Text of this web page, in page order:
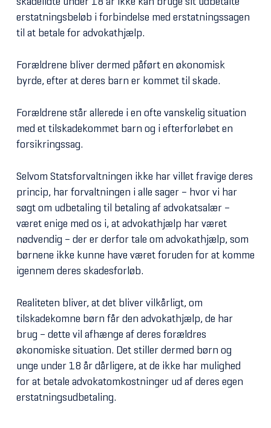
erstatningsbeløb i forbindelse med erstatningssagen
til at betale for advokathjælp.
Forældrene bliver dermed påført en økonomisk
byrde, efter at deres barn er kommet til skade.
Forældrene står allerede i en ofte vanskelig situation
med et tilskadekommet barn og i efterforløbet en
forsikringssag.
Selvom Statsforvaltningen ikke har villet fravige deres
princip, har forvaltningen i alle sager – hvor vi har
søgt om udbetaling til betaling af advokatsalær –
været enige med os i, at advokathjælp har været
nødvendig – der er derfor tale om advokathjælp, som
børnene ikke kunne have været foruden for at komme
igennem deres skadesforløb.
Realiteten bliver, at det bliver vilkårligt, om
tilskadekomne børn får den advokathjælp, de har
brug – dette vil afhænge af deres forældres
økonomiske situation. Det stiller dermed børn og
unge under 18 år dårligere, at de ikke har mulighed
for at betale advokatomkostninger ud af deres egen
erstatningsudbetaling.